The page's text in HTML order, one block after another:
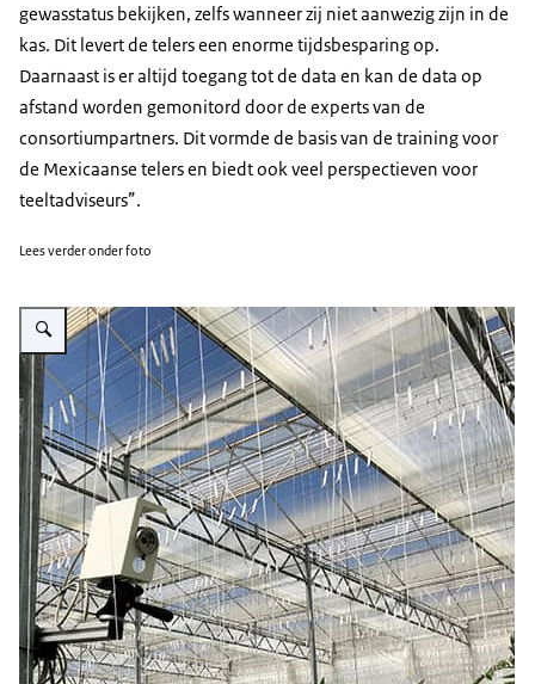
gewasstatus bekijken, zelfs wanneer zij niet aanwezig zijn in de
kas. Dit levert de telers een enorme tijdsbesparing op.
Daarnaast is er altijd toegang tot de data en kan de data op
afstand worden gemonitord door de experts van de
consortiumpartners. Dit vormde de basis van de training voor
de Mexicaanse telers en biedt ook veel perspectieven voor
teeltadviseurs”.
Lees verder onder foto
Vergroot afbeelding Horticonnect